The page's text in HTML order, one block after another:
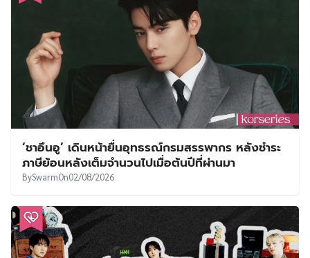
‘ชาอึนอู’ เดินหน้ายื่นอุทธรณ์กรมสรรพากร หลังชำระ
ภาษีย้อนหลังเต็มจำนวนไปเมื่อต้นปีที่ผ่านมา
BySwarmOn02/08/2026